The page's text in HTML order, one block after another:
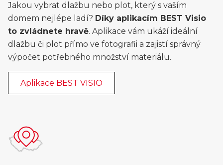
Jakou vybrat dlažbu nebo plot, který s vaším
domem nejlépe ladí? Díky aplikacím BEST Visio
to zvládnete hravě. Aplikace vám ukáží ideální
dlažbu či plot přímo ve fotografii a zajistí správný
výpočet potřebného množství materiálu.
Aplikace BEST VISIO